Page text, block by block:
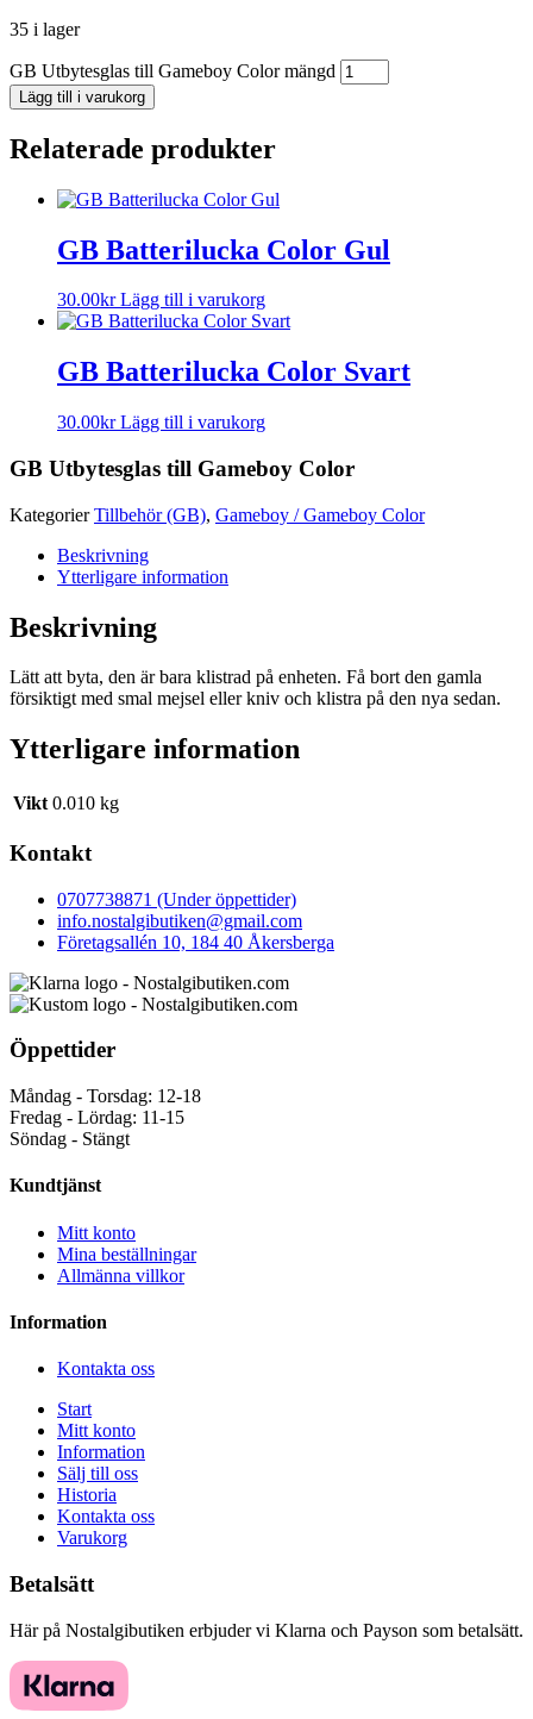
35 i lager
GB Utbytesglas till Gameboy Color mängd
Lägg till i varukorg
Relaterade produkter
GB Batterilucka Color Gul
30.00kr Lägg till i varukorg
GB Batterilucka Color Svart
30.00kr Lägg till i varukorg
GB Utbytesglas till Gameboy Color
Kategorier Tillbehör (GB), Gameboy / Gameboy Color
Beskrivning
Ytterligare information
Beskrivning
Lätt att byta, den är bara klistrad på enheten. Få bort den gamla
försiktigt med smal mejsel eller kniv och klistra på den nya sedan.
Ytterligare information
Vikt 0.010 kg
Kontakt
0707738871 (Under öppettider)
info.nostalgibutiken@gmail.com
Företagsallén 10, 184 40 Åkersberga
Öppettider
Måndag - Torsdag: 12-18
Fredag - Lördag: 11-15
Söndag - Stängt
Kundtjänst
Mitt konto
Mina beställningar
Allmänna villkor
Information
Kontakta oss
Start
Mitt konto
Information
Sälj till oss
Historia
Kontakta oss
Varukorg
Betalsätt
Här på Nostalgibutiken erbjuder vi Klarna och Payson som betalsätt.